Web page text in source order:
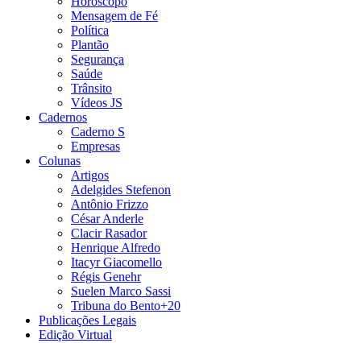
Mensagem de Fé
Política
Plantão
Segurança
Saúde
Trânsito
Vídeos JS
Cadernos
Caderno S
Empresas
Colunas
Artigos
Adelgides Stefenon
Antônio Frizzo
César Anderle
Clacir Rasador
Henrique Alfredo
Itacyr Giacomello
Régis Genehr
Suelen Marco Sassi
Tribuna do Bento+20
Publicações Legais
Edição Virtual